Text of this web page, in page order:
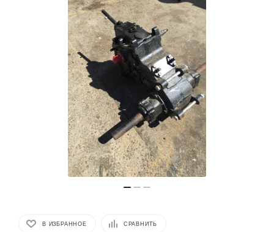
В ИЗБРАННОЕ СРАВНИТЬ